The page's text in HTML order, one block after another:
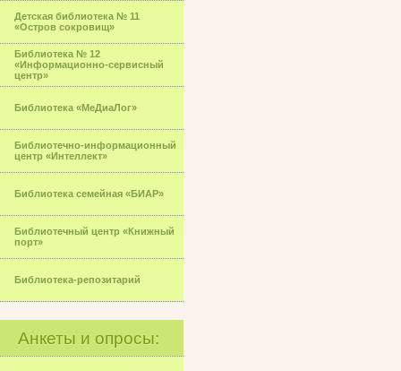
Детская библиотека № 11
«Остров сокровищ»
Библиотека № 12
«Информационно-сервисный
центр»
Библиотека «МеДиаЛог»
Библиотечно-информационный
центр «Интеллект»
Библиотека семейная «БИАР»
Библиотечный центр «Книжный
порт»
Библиотека-репозитарий
Анкеты и опросы: